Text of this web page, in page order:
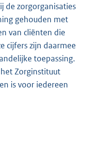
de zorgorganisaties
gehouden met
van cliënten die
cijfers zijn daarmee
toepassing.
Zorginstituut
is voor iedereen